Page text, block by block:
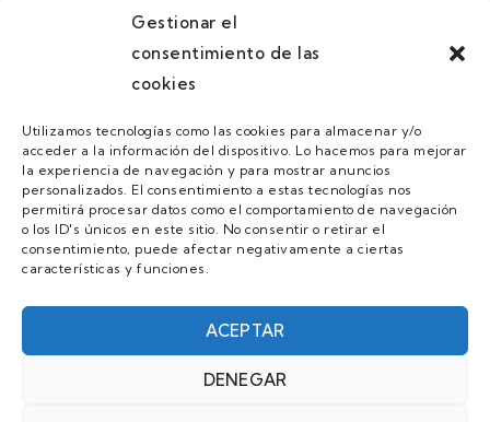
Gestionar el
consentimiento de las
cookies
Utilizamos tecnologías como las cookies para almacenar y/o
acceder a la información del dispositivo. Lo hacemos para mejorar
la experiencia de navegación y para mostrar anuncios
personalizados. El consentimiento a estas tecnologías nos
permitirá procesar datos como el comportamiento de navegación
o los ID's únicos en este sitio. No consentir o retirar el
consentimiento, puede afectar negativamente a ciertas
características y funciones.
ACEPTAR
DENEGAR
atuaire@grupoatuaire.com
+34 638765829
MENU
Quienes Somos
Guias
Contacto
Únete